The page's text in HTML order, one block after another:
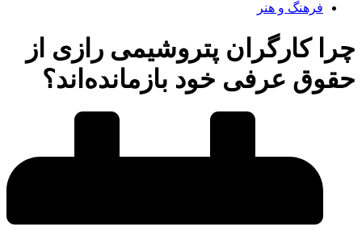
فرهنگ و هنر
چرا کارگران پتروشیمی رازی از
حقوق عرفی خود بازمانده‌اند؟